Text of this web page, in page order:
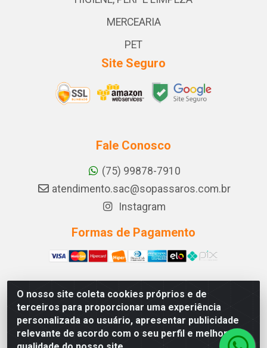
O nosso site coleta cookies próprios e de
terceiros para proporcionar uma experiência
personalizada ao usuário, apresentar publicidade
relevante de acordo com o seu perfil e melhorar a
MERCEARIA
PET
Site Seguro
Fale Conosco
(75) 99878-7910
atendimento.sac@sopassaros.com.br
Instagram
Formas de Pagamento
A PINA DOS SANTOS DELEZZOTTE LTDA - RODOVIA BA
233, 27 - ZONA RURAL, ITABERABA/BA - CEP 46.880-
000 - CNPJ 30.578.948/0001-90